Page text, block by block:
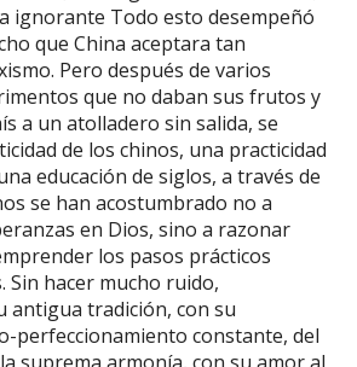
ignorante Todo esto desempeñó
que China aceptara tan
Pero después de varios
que no daban sus frutos y
a un atolladero sin salida, se
de los chinos, una practicidad
educación de siglos, a través de
se han acostumbrado no a
en Dios, sino a razonar
los pasos prácticos
Sin hacer mucho ruido,
antigua tradición, con su
perfeccionamiento constante, del